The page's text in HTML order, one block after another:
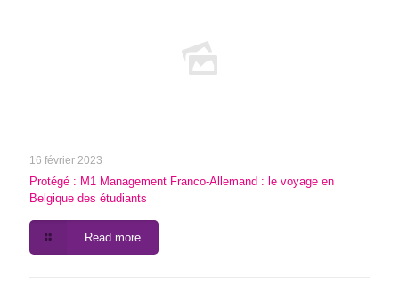
16 février 2023
Protégé : M1 Management Franco-Allemand : le voyage en
Belgique des étudiants
Read more